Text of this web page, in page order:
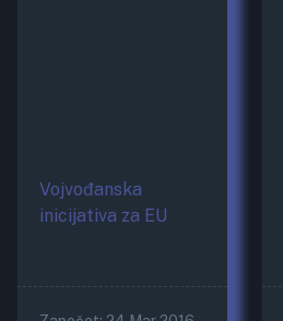
Vojvođanska
inicijativa za EU